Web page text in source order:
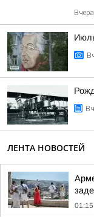
ЛЕНТА НОВОСТЕЙ
01:15